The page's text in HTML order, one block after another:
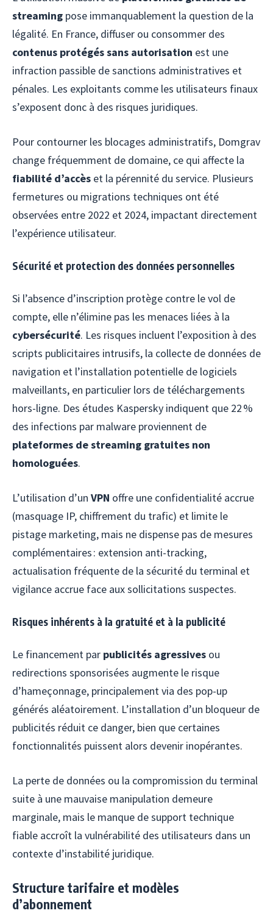
streaming pose immanquablement la question de la
légalité. En France, diffuser ou consommer des
contenus protégés sans autorisation est une
infraction passible de sanctions administratives et
pénales. Les exploitants comme les utilisateurs finaux
s’exposent donc à des risques juridiques.
Pour contourner les blocages administratifs, Domgrav
change fréquemment de domaine, ce qui affecte la
fiabilité d’accès et la pérennité du service. Plusieurs
fermetures ou migrations techniques ont été
observées entre 2022 et 2024, impactant directement
l’expérience utilisateur.
Sécurité et protection des données personnelles
Si l’absence d’inscription protège contre le vol de
compte, elle n’élimine pas les menaces liées à la
cybersécurité. Les risques incluent l’exposition à des
scripts publicitaires intrusifs, la collecte de données de
navigation et l’installation potentielle de logiciels
malveillants, en particulier lors de téléchargements
hors-ligne. Des études Kaspersky indiquent que 22 %
des infections par malware proviennent de
plateformes de streaming gratuites non
homologuées.
L’utilisation d’un VPN offre une confidentialité accrue
(masquage IP, chiffrement du trafic) et limite le
pistage marketing, mais ne dispense pas de mesures
complémentaires : extension anti-tracking,
actualisation fréquente de la sécurité du terminal et
vigilance accrue face aux sollicitations suspectes.
Risques inhérents à la gratuité et à la publicité
Le financement par publicités agressives ou
redirections sponsorisées augmente le risque
d’hameçonnage, principalement via des pop-up
générés aléatoirement. L’installation d’un bloqueur de
publicités réduit ce danger, bien que certaines
fonctionnalités puissent alors devenir inopérantes.
La perte de données ou la compromission du terminal
suite à une mauvaise manipulation demeure
marginale, mais le manque de support technique
fiable accroît la vulnérabilité des utilisateurs dans un
contexte d’instabilité juridique.
Structure tarifaire et modèles
d’abonnement